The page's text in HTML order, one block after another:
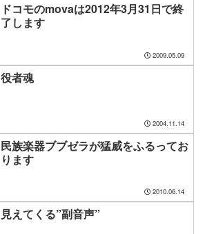
ドコモのmovaは2012年3月31日で終
了します
2009.05.09
役者魂
2004.11.14
民族楽器ブブゼラが猛威をふるってお
ります
2010.06.14
見えてくる”副音声”